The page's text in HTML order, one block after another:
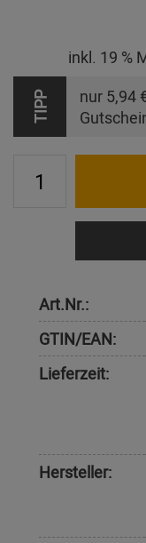
inkl. 19 %
TIPP nur 5,94
Art.Nr.:
GTIN/EAN:
Lieferzeit:
Hersteller: